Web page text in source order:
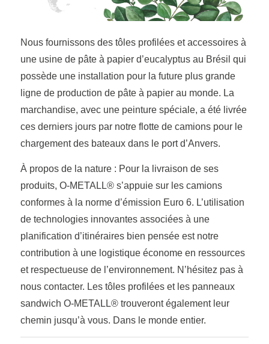
Nous fournissons des tôles profilées et accessoires à
une usine de pâte à papier d’eucalyptus au Brésil qui
possède une installation pour la future plus grande
ligne de production de pâte à papier au monde. La
marchandise, avec une peinture spéciale, a été livrée
ces derniers jours par notre flotte de camions pour le
chargement des bateaux dans le port d’Anvers.
À propos de la nature : Pour la livraison de ses
produits, O-METALL® s’appuie sur les camions
conformes à la norme d’émission Euro 6. L’utilisation
de technologies innovantes associées à une
planification d’itinéraires bien pensée est notre
contribution à une logistique économe en ressources
et respectueuse de l’environnement. N’hésitez pas à
nous contacter. Les tôles profilées et les panneaux
sandwich O-METALL® trouveront également leur
chemin jusqu’à vous. Dans le monde entier.